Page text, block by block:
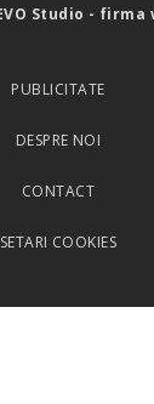
PUBLICITATE
DESPRE NOI
CONTACT
SETARI COOKIES